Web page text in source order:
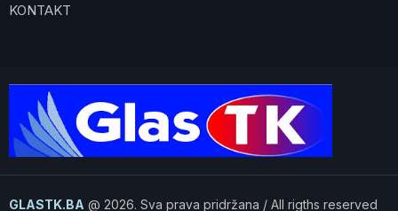
KONTAKT
GLASTK.BA @ 2026. Sva prava pridržana / All rigths reserved